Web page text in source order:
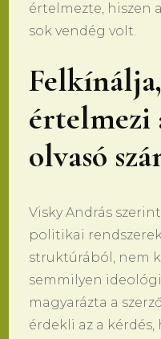
értelmezte, hiszen
sok vendég volt.
értelmezi
olvasó
Visky András
politikai
struktúrából, nem
semmilyen
magyarázta a
érdekli az a